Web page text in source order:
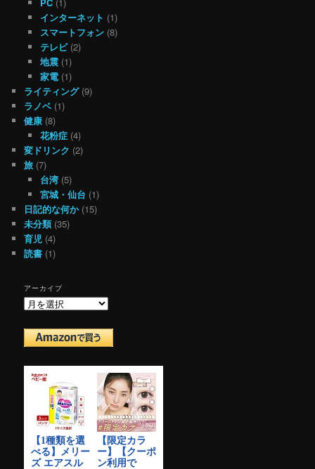
インターネット (1)
スマートフォン(8)
テレビ(2)
地震(1)
家電(1)
ライティング(9)
ラノベ (1)
健康 (8)
花粉症(4)
変ドリンク (2)
旅 (7)
台湾(5)
宮城・仙台 (1)
日記的な何か(15)
未分類(35)
育児 (4)
読書 (1)
アーカイブ
ア
カ
イ